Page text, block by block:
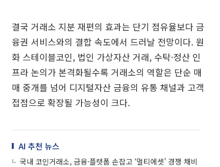
결국 거래소 지분 재편의 효과는 단기 점유율보다 금
융권 서비스와의 결합 속도에서 드러날 전망이다. 원
화 스테이블코인, 법인 가상자산 거래, 수탁·정산 인
프라 논의가 본격화될수록 거래소의 역할은 단순 매
매 중개를 넘어 디지털자산 금융의 유통 채널과 고객
접점으로 확장될 가능성이 크다.
AI 추천 뉴스
국내 코인거래소, 금융·플랫폼 손잡고 ‘멀티에셋’ 경쟁 채비